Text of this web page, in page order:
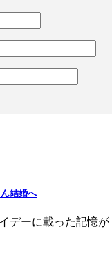
結婚へ
デーに載った記憶が